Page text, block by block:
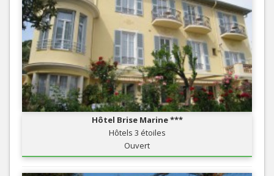
Hôtel Brise Marine ***
Hôtels 3 étoiles
Ouvert